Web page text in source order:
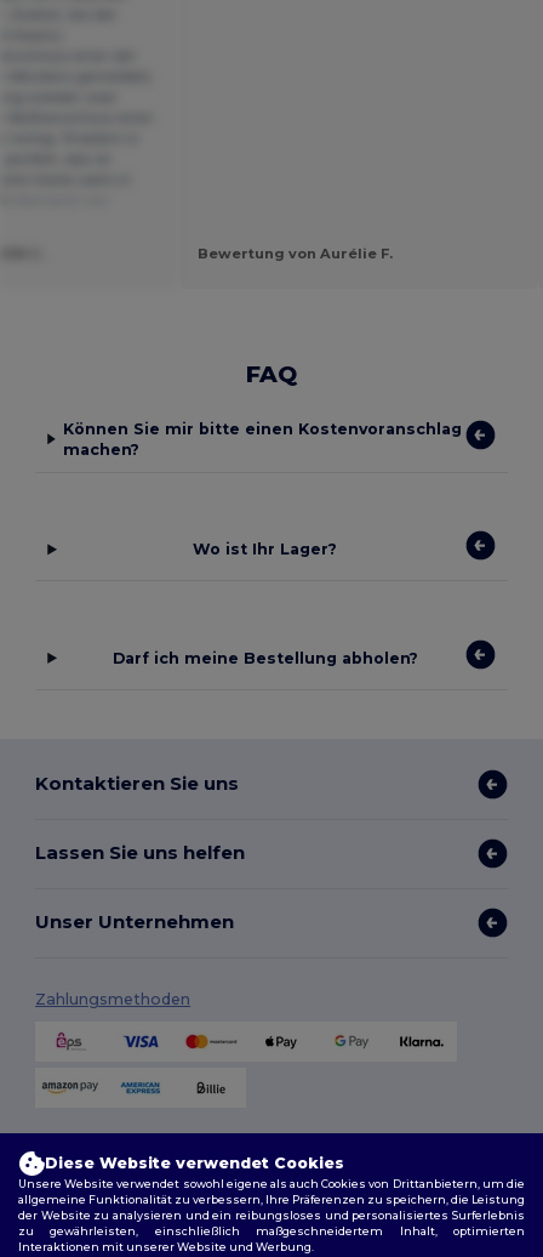
Bewertung von Aurélie F.
FAQ
Können Sie mir bitte einen Kostenvoranschlag
machen?
Wo ist Ihr Lager?
Darf ich meine Bestellung abholen?
Kontaktieren Sie uns
Lassen Sie uns helfen
Unser Unternehmen
Zahlungsmethoden
Diese Website verwendet Cookies
Unsere Website verwendet sowohl eigene als auch Cookies von Drittanbietern, um die
allgemeine Funktionalität zu verbessern, Ihre Präferenzen zu speichern, die Leistung
der Website zu analysieren und ein reibungsloses und personalisiertes Surferlebnis
zu gewährleisten, einschließlich maßgeschneidertem Inhalt, optimierten
Interaktionen mit unserer Website und Werbung.